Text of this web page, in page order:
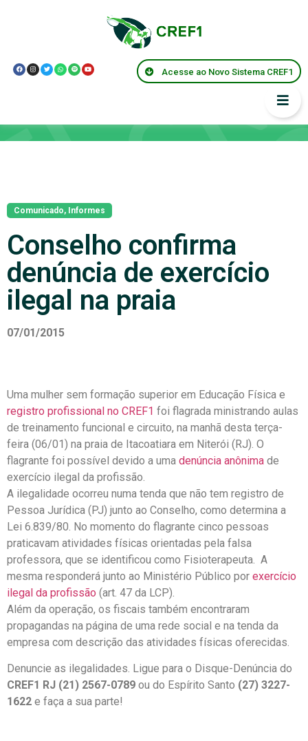
Acesse ao Novo Sistema CREF1
Comunicado, Informes
Conselho confirma
denúncia de exercício
ilegal na praia
07/01/2015
Uma mulher sem formação superior em Educação Física e
registro profissional no CREF1 foi flagrada ministrando aulas
de treinamento funcional e circuito, na manhã desta terça-
feira (06/01) na praia de Itacoatiara em Niterói (RJ). O
flagrante foi possível devido a uma denúncia anônima de
exercício ilegal da profissão.
A ilegalidade ocorreu numa tenda que não tem registro de
Pessoa Jurídica (PJ) junto ao Conselho, como determina a
Lei 6.839/80. No momento do flagrante cinco pessoas
praticavam atividades físicas orientadas pela falsa
professora, que se identificou como Fisioterapeuta. A
mesma responderá junto ao Ministério Público por exercício
ilegal da profissão (art. 47 da LCP).
Além da operação, os fiscais também encontraram
propagandas na página de uma rede social e na tenda da
empresa com descrição das atividades físicas oferecidas.
Denuncie as ilegalidades. Ligue para o Disque-Denúncia do
CREF1 RJ (21) 2567-0789 ou do Espírito Santo (27) 3227-
1622 e faça a sua parte!